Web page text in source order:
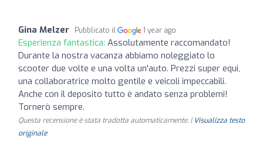
Gina Melzer Pubblicato il 1 year ago
Esperienza fantastica: Assolutamente raccomandato!
Durante la nostra vacanza abbiamo noleggiato lo
scooter due volte e una volta un'auto. Prezzi super equi,
una collaboratrice molto gentile e veicoli impeccabili.
Anche con il deposito tutto è andato senza problemi!
Tornerò sempre.
Questa recensione è stata tradotta automaticamente. | Visualizza testo
originale